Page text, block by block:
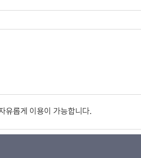
유롭게 이용이 가능합니다.